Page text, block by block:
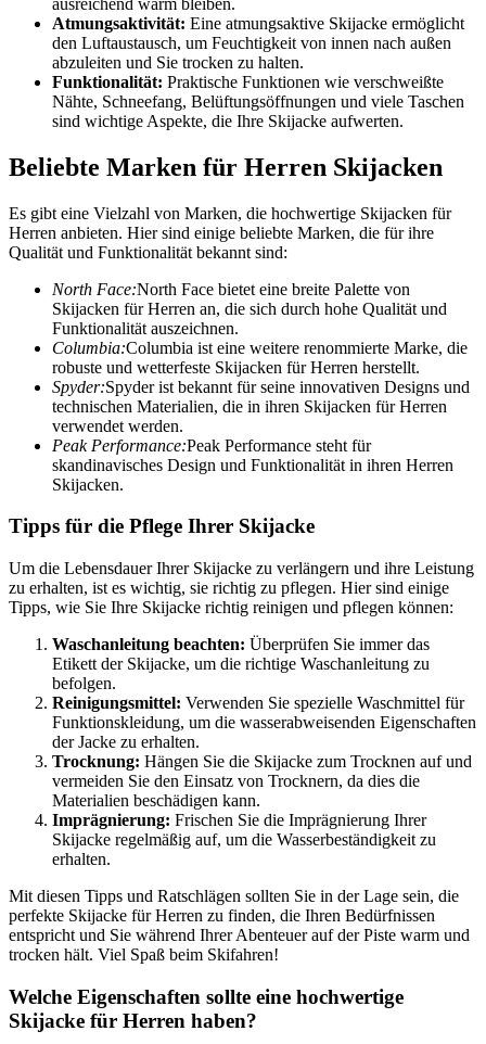
Atmungsaktivität: Eine atmungsaktive Skijacke ermöglicht
den Luftaustausch, um Feuchtigkeit von innen nach außen
abzuleiten und Sie trocken zu halten.
Funktionalität: Praktische Funktionen wie verschweißte
Nähte, Schneefang, Belüftungsöffnungen und viele Taschen
sind wichtige Aspekte, die Ihre Skijacke aufwerten.
Beliebte Marken für Herren Skijacken
Es gibt eine Vielzahl von Marken, die hochwertige Skijacken für
Herren anbieten. Hier sind einige beliebte Marken, die für ihre
Qualität und Funktionalität bekannt sind:
North Face:North Face bietet eine breite Palette von
Skijacken für Herren an, die sich durch hohe Qualität und
Funktionalität auszeichnen.
Columbia:Columbia ist eine weitere renommierte Marke, die
robuste und wetterfeste Skijacken für Herren herstellt.
Spyder:Spyder ist bekannt für seine innovativen Designs und
technischen Materialien, die in ihren Skijacken für Herren
verwendet werden.
Peak Performance:Peak Performance steht für
skandinavisches Design und Funktionalität in ihren Herren
Skijacken.
Tipps für die Pflege Ihrer Skijacke
Um die Lebensdauer Ihrer Skijacke zu verlängern und ihre Leistung
zu erhalten, ist es wichtig, sie richtig zu pflegen. Hier sind einige
Tipps, wie Sie Ihre Skijacke richtig reinigen und pflegen können:
Waschanleitung beachten: Überprüfen Sie immer das
Etikett der Skijacke, um die richtige Waschanleitung zu
befolgen.
Reinigungsmittel: Verwenden Sie spezielle Waschmittel für
Funktionskleidung, um die wasserabweisenden Eigenschaften
der Jacke zu erhalten.
Trocknung: Hängen Sie die Skijacke zum Trocknen auf und
vermeiden Sie den Einsatz von Trocknern, da dies die
Materialien beschädigen kann.
Imprägnierung: Frischen Sie die Imprägnierung Ihrer
Skijacke regelmäßig auf, um die Wasserbeständigkeit zu
erhalten.
Mit diesen Tipps und Ratschlägen sollten Sie in der Lage sein, die
perfekte Skijacke für Herren zu finden, die Ihren Bedürfnissen
entspricht und Sie während Ihrer Abenteuer auf der Piste warm und
trocken hält. Viel Spaß beim Skifahren!
Welche Eigenschaften sollte eine hochwertige
Skijacke für Herren haben?